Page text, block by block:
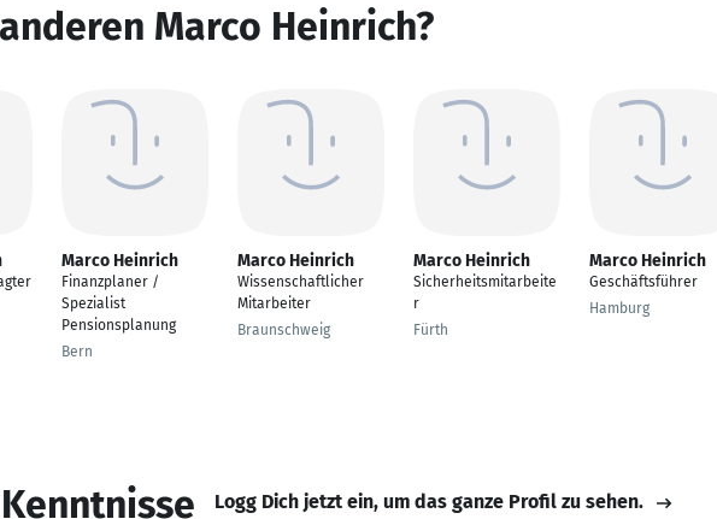
Marco Heinrich?
Marco Heinrich
Finanzplaner /
Spezialist
Pensionsplanung
Bern
Marco Heinrich
Wissenschaftlicher
Mitarbeiter
Braunschweig
Marco Heinrich
Sicherheitsmitarbeite
r
Fürth
Marco Heinrich
Geschäftsführer
Hamburg
Logg Dich jetzt ein, um das ganze Profil zu sehen.